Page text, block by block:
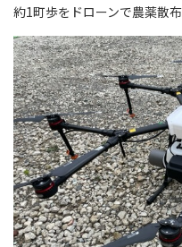
約1町歩をドローンで農薬散